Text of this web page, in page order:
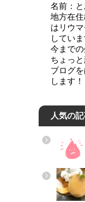
名前：
地方在
はリウ
していま
今まで
ちょっ
ブログ
します！
人気の